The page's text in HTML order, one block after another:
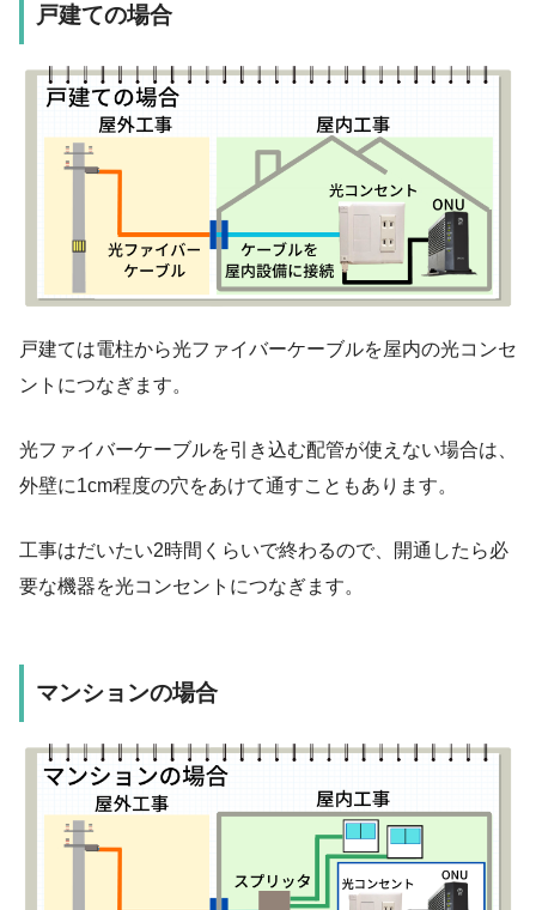
戸建ての場合
戸建ては電柱から光ファイバーケーブルを屋内の光コンセ
ントにつなぎます。
光ファイバーケーブルを引き込む配管が使えない場合は、
外壁に1cm程度の穴をあけて通すこともあります。
工事はだいたい2時間くらいで終わるので、開通したら必
要な機器を光コンセントにつなぎます。
マンションの場合